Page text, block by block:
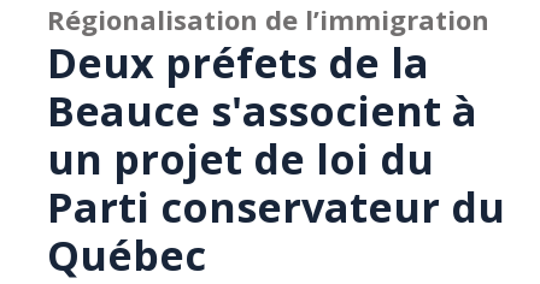
Régionalisation de l’immigration
Deux préfets de la
Beauce s'associent à
un projet de loi du
Parti conservateur du
Québec